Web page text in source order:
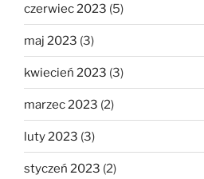
czerwiec 2023 (5)
maj 2023 (3)
kwiecień 2023 (3)
marzec 2023 (2)
luty 2023 (3)
styczeń 2023 (2)